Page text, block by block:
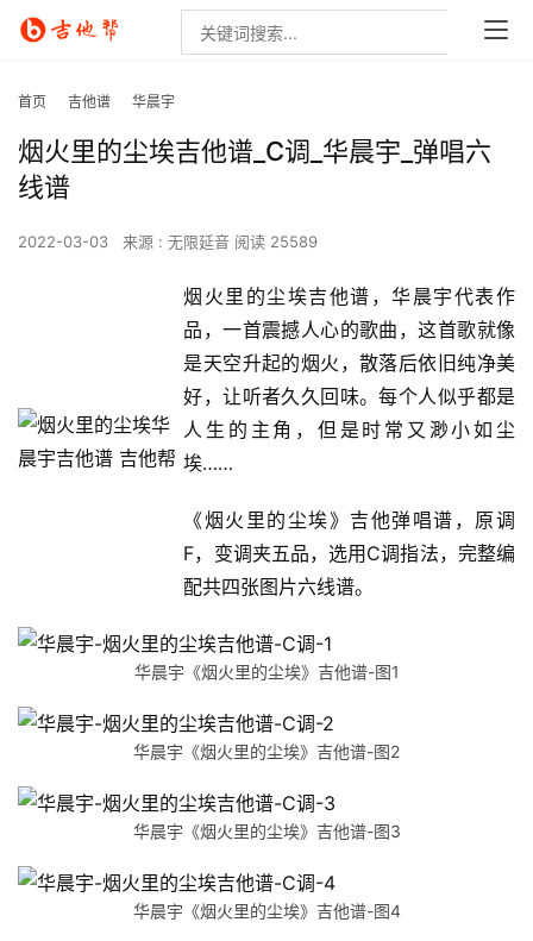
首页 吉他谱 华晨宇
烟火里的尘埃吉他谱_C调_华晨宇_弹唱六
线谱
2022-03-03 来源 : 无限延音 阅读 25589
烟火里的尘埃吉他谱，华晨宇代表作
品，一首震撼人心的歌曲，这首歌就像
是天空升起的烟火，散落后依旧纯净美
好，让听者久久回味。每个人似乎都是
人生的主角，但是时常又渺小如尘
埃……
《烟火里的尘埃》吉他弹唱谱，原调
F，变调夹五品，选用C调指法，完整编
配共四张图片六线谱。
华晨宇《烟火里的尘埃》吉他谱-图1
华晨宇《烟火里的尘埃》吉他谱-图2
华晨宇《烟火里的尘埃》吉他谱-图3
华晨宇《烟火里的尘埃》吉他谱-图4